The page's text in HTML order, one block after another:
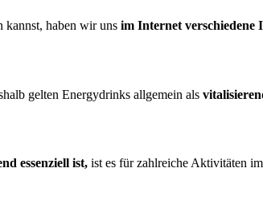
kannst, haben wir uns im Internet verschiedene
gelten Energydrinks allgemein als
essenziell ist, ist es für zahlreiche Aktivitäten